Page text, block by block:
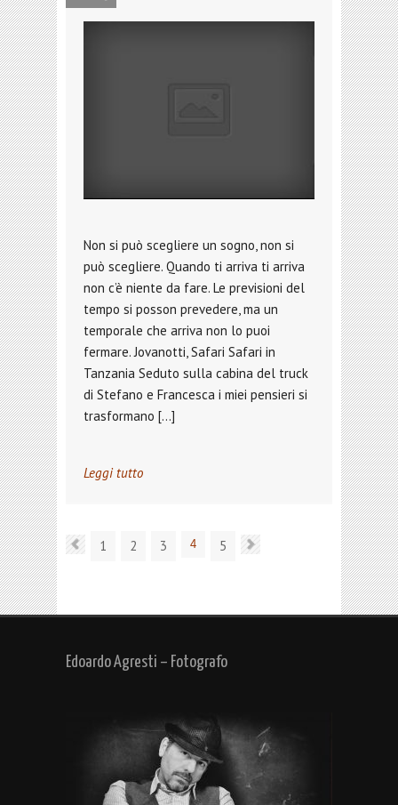
Non si può scegliere un sogno, non si
può scegliere. Quando ti arriva ti arriva
non c’è niente da fare. Le previsioni del
tempo si posson prevedere, ma un
temporale che arriva non lo puoi
fermare. Jovanotti, Safari Safari in
Tanzania Seduto sulla cabina del truck
di Stefano e Francesca i miei pensieri si
trasformano […]
Leggi tutto
1 2 3 4 5
Edoardo Agresti – Fotografo